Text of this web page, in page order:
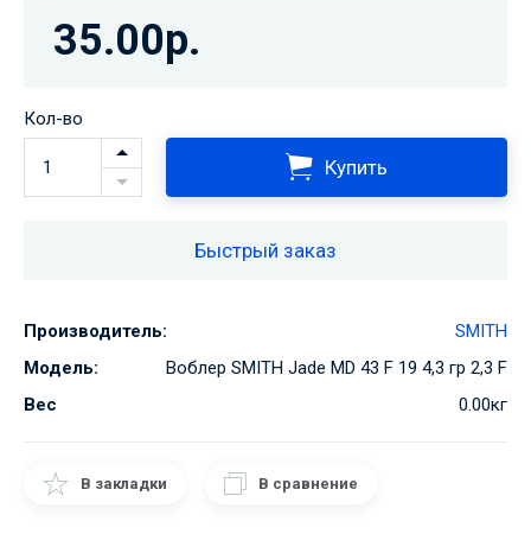
35.00р.
Кол-во
Купить
Быстрый заказ
Производитель:
SMITH
Модель:
Воблер SMITH Jade MD 43 F 19 4,3 гр 2,3 F
Вес
0.00кг
В закладки В сравнение